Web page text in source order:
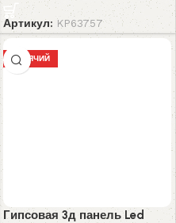
Артикул: KP63757
ГОРЯЧИЙ
Гипсовая 3д панель Led